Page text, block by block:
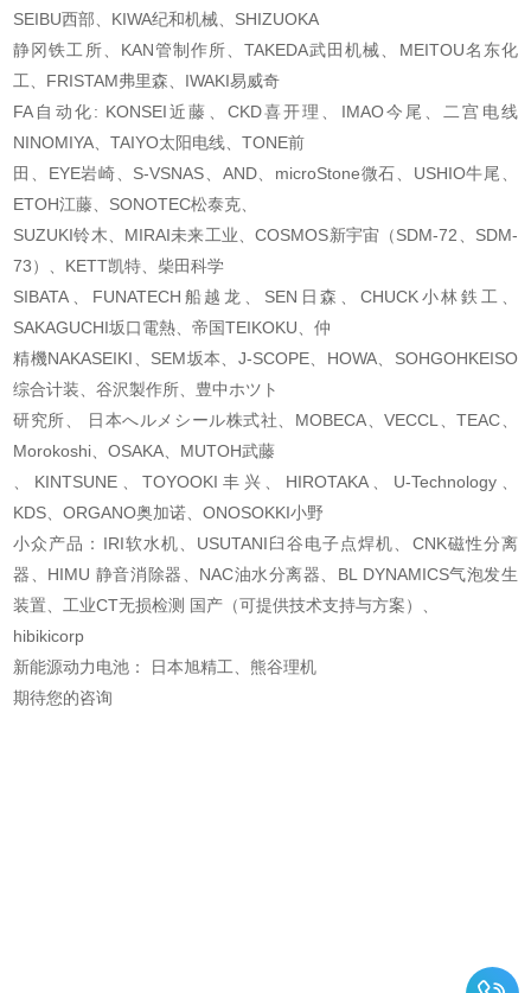
SEIBU西部、KIWA纪和机械、SHIZUOKA
静冈铁工所、KAN管制作所、TAKEDA武田机械、MEITOU名东化
工、FRISTAM弗里森、IWAKI易威奇
FA自动化: KONSEI近藤、CKD喜开理、IMAO今尾、二宫电线
NINOMIYA、TAIYO太阳电线、TONE前
田、EYE岩崎、S-VSNAS、AND、microStone微石、USHIO牛尾、
ETOH江藤、SONOTEC松泰克、
SUZUKI铃木、MIRAI未来工业、COSMOS新宇宙（SDM-72、SDM-
73）、KETT凯特、柴田科学
SIBATA、FUNATECH船越龙、SEN日森、CHUCK小林鉄工、
SAKAGUCHI坂口電熱、帝国TEIKOKU、仲
精機NAKASEIKI、SEM坂本、J-SCOPE、HOWA、SOHGOHKEISO
综合计装、谷沢製作所、豊中ホツト
研究所、 日本へルメシール株式社、MOBECA、VECCL、TEAC、
Morokoshi、OSAKA、MUTOH武藤
、KINTSUNE、TOYOOKI丰兴、HIROTAKA、U-Technology、
KDS、ORGANO奥加诺、ONOSOKKI小野
小众产品：IRI软水机、USUTANI臼谷电子点焊机、CNK磁性分离
器、HIMU 静音消除器、NAC油水分离器、BL DYNAMICS气泡发生
装置、工业CT无损检测 国产（可提供技术支持与方案）、
hibikicorp
新能源动力电池： 日本旭精工、熊谷理机
期待您的咨询